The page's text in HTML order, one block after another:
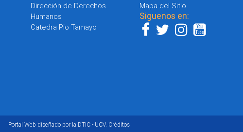
Dirección de Derechos
Humanos
Catedra Pio Tamayo
Mapa del Sitio
Siguenos en:
Portal Web diseñado por la DTIC - UCV. Créditos